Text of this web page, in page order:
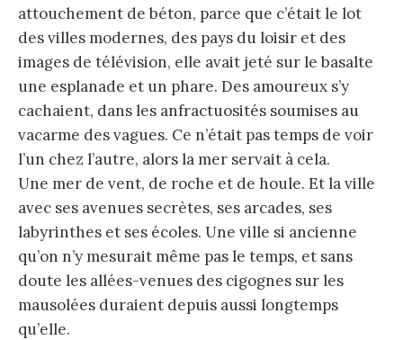
attouchement de béton, parce que c’était le lot
des villes modernes, des pays du loisir et des
images de télévision, elle avait jeté sur le basalte
une esplanade et un phare. Des amoureux s’y
cachaient, dans les anfractuosités soumises au
vacarme des vagues. Ce n’était pas temps de voir
l’un chez l’autre, alors la mer servait à cela.
Une mer de vent, de roche et de houle. Et la ville
avec ses avenues secrètes, ses arcades, ses
labyrinthes et ses écoles. Une ville si ancienne
qu’on n’y mesurait même pas le temps, et sans
doute les allées-venues des cigognes sur les
mausolées duraient depuis aussi longtemps
qu’elle.